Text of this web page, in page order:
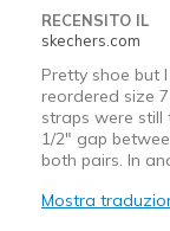
RECENSITO IL
skechers.com
Pretty shoe but
reordered size
straps were
1/2" gap
both pairs. In
Mostra